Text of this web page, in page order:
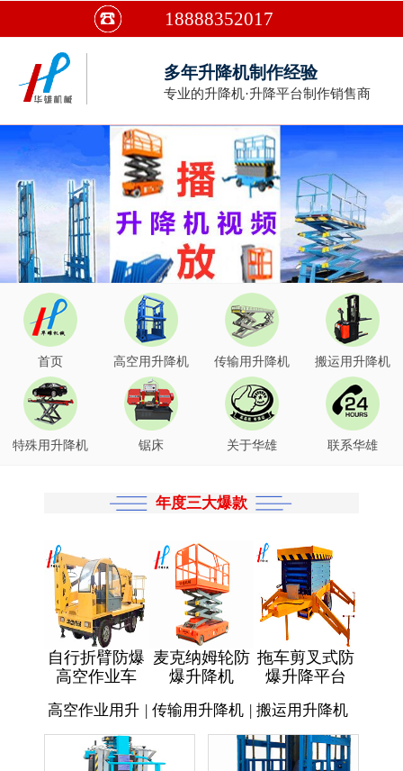
18888352017
多年升降机制作经验
专业的升降机·升降平台制作销售商
首页 高空用升降机 传输用升降机 搬运用升降机
特殊用升降机 锯床 关于华雄 联系华雄
年度三大爆款
自行折臂防爆
高空作业车
麦克纳姆轮防
爆升降机
拖车剪叉式防
爆升降平台
高空作业用升 | 传输用升降机 | 搬运用升降机